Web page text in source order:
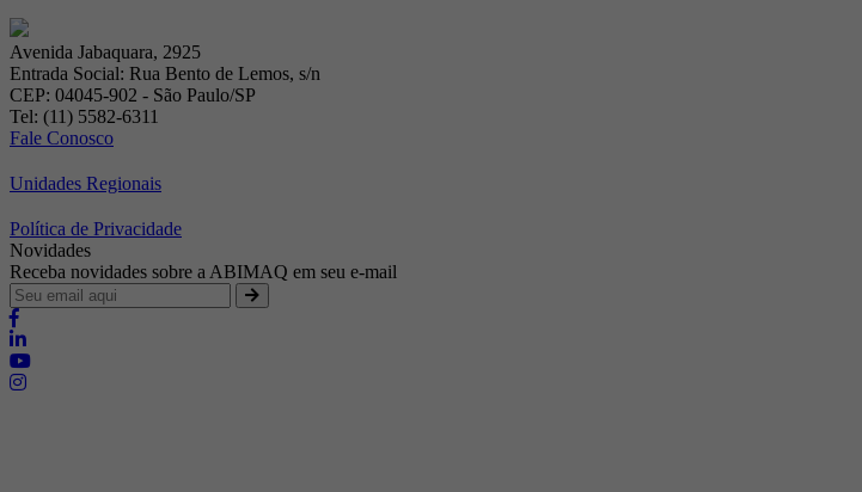
Avenida Jabaquara, 2925
Entrada Social: Rua Bento de Lemos, s/n
CEP: 04045-902 - São Paulo/SP
Tel: (11) 5582-6311
Fale Conosco
Unidades Regionais
Política de Privacidade
Novidades
Receba novidades sobre a ABIMAQ em seu e-mail